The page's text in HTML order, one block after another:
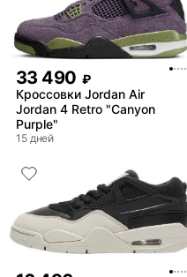
33 490 ₽
Кроссовки Jordan Air
Jordan 4 Retro "Canyon
Purple"
15 дней